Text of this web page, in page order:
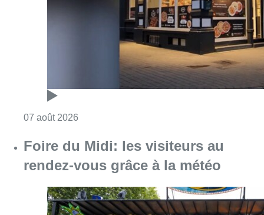
07 août 2026
Foire du Midi: les visiteurs au
rendez-vous grâce à la météo